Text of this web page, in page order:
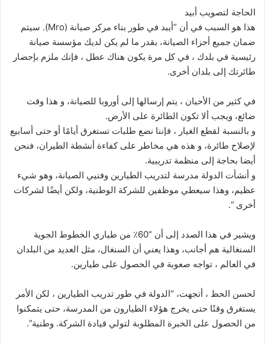
الحاجة لتصويب أبيد
هذا هو السبب في أن “أيبد في طور بناء مركز صيانة (Mro). سيتم
ضمان جميع أجزاء الصيانة، بقدر ما لم يكن لديك مؤسسة صيانة
رئيسية في بلدك ، في كل مرة يكون هناك عطل ، فإنك ملزم بإحضار
طائرتك إلى بلدان أخرى.
في كثير من الأحيان ، يتم إرسالها إلى أوروبا للصيانة، و هذا وقت
ضائع، ويجب ألا تكون الطائرة على الأرض.
و بالنسبة لقطع الغيار ، فإننا نضع طلبات تستغرق أيامًا أو حتى أسابيع
لإصلاح طائرة، و هذه هي مخاطر على كفاءة أنشطة الطيران، فنحن
أيضا بحاجة إلى منظمة تدريبية.
و أنشأت الدولة مدرسة لتدريب الطيارين وفنيي الصيانة، وهو شيء
عظيم، وهذا سيعطي موظفين للشركة الوطنية، ولكن أيضًا لشركات
أخرى “.
ويشير في هذا الصدد إلى أن “60٪ من طياري الخطوط الجوية
السنغالية هم أجانب، وهذا يعني أن السنغال، مثل العديد من البلدان
في العالم ، تواجه صعوبة في الحصول على طيارين.
لحسن الحظ ، أتجهت، “الدولة في طور تدريب الطيارين ، لكن الأمر
يستغرق وقتًا حتى يخرج هؤلاء الطيارون من المدرسة، حتى يتمكنوا
من الحصول على الخبرة المطلوبة لتولي قيادة الشركة. وطنية”.